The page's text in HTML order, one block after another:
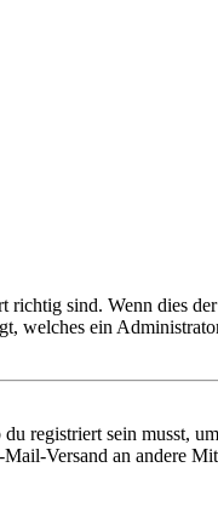
sind. Wenn dies
welches ein
registriert sein musst,
Versand an andere